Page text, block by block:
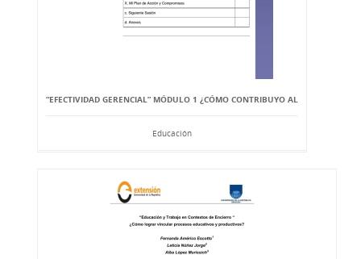
“EFECTIVIDAD GERENCIAL” MÓDULO 1 ¿CÓMO CONTRIBUYO AL
Educación